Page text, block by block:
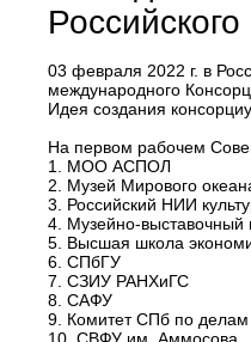
03 февраля 2022 г. в
международного
Идея создания
На первом рабочем
1. МОО АСПОЛ
2. Музей Мирового
3. Российский НИИ
4. Музейно-выставочный
5. Высшая школа
6. СПбГУ
7. СЗИУ РАНХиГС
8. САФУ
9. Комитет СПб по делам